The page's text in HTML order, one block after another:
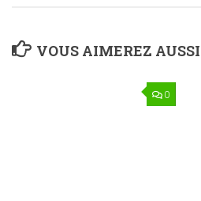
VOUS AIMEREZ
0